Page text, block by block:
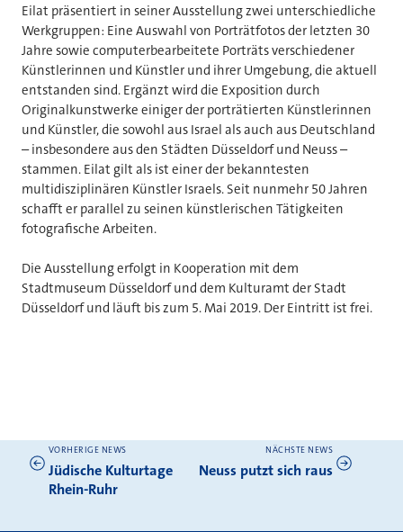
Eilat präsentiert in seiner Ausstellung zwei unterschiedliche
Werkgruppen: Eine Auswahl von Porträtfotos der letzten 30
Jahre sowie computerbearbeitete Porträts verschiedener
Künstlerinnen und Künstler und ihrer Umgebung, die aktuell
entstanden sind. Ergänzt wird die Exposition durch
Originalkunstwerke einiger der porträtierten Künstlerinnen
und Künstler, die sowohl aus Israel als auch aus Deutschland
– insbesondere aus den Städten Düsseldorf und Neuss –
stammen. Eilat gilt als ist einer der bekanntesten
multidisziplinären Künstler Israels. Seit nunmehr 50 Jahren
schafft er parallel zu seinen künstlerischen Tätigkeiten
fotografische Arbeiten.
Die Ausstellung erfolgt in Kooperation mit dem
Stadtmuseum Düsseldorf und dem Kulturamt der Stadt
Düsseldorf und läuft bis zum 5. Mai 2019. Der Eintritt ist frei.
Weitere News
VORHERIGE NEWS
Jüdische Kulturtage
Rhein-Ruhr
NÄCHSTE NEWS
Neuss putzt sich raus